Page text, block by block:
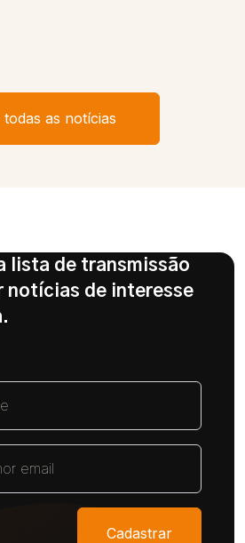
todas as notícias
lista de transmissão
notícias de interesse
Cadastrar